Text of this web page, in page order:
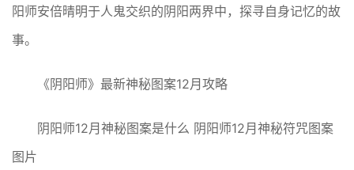
阳师安倍晴明于人鬼交织的阴阳两界中，探寻自身记忆的故
事。
《阴阳师》最新神秘图案12月攻略
阴阳师12月神秘图案是什么 阴阳师12月神秘符咒图案
图片